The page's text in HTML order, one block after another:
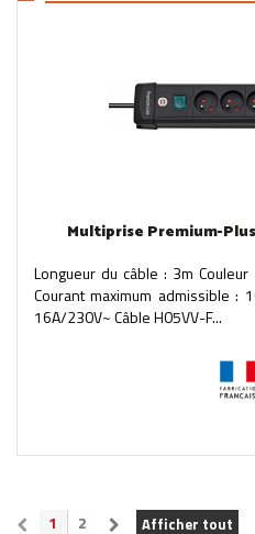
Multiprise Premium-
Longueur du câble : 3m
Courant maximum admissible :
16A/230V~ Câble H05VV-F...
Afficher tout
1 2